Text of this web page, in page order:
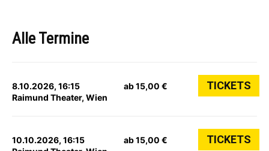
Alle Termine
8.10.2026, 16:15
Raimund Theater, Wien
ab 15,00 € TICKETS
10.10.2026, 16:15
ab 15,00 € TICKETS